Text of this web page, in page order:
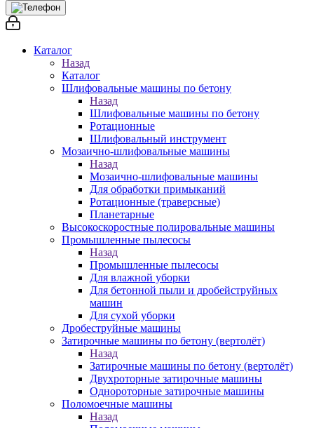
Каталог
Назад
Каталог
Шлифовальные машины по бетону
Назад
Шлифовальные машины по бетону
Ротационные
Шлифовальный инструмент
Мозаично-шлифовальные машины
Назад
Мозаично-шлифовальные машины
Для обработки примыканий
Ротационные (траверсные)
Планетарные
Высокоскоростные полировальные машины
Промышленные пылесосы
Назад
Промышленные пылесосы
Для влажной уборки
Для бетонной пыли и дробейструйных
машин
Для сухой уборки
Дробеструйные машины
Затирочные машины по бетону (вертолёт)
Назад
Затирочные машины по бетону (вертолёт)
Двухроторные затирочные машины
Однороторные затирочные машины
Поломоечные машины
Назад